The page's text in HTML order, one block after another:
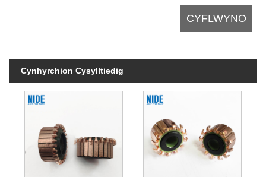
Cynhyrchion Cysylltiedig